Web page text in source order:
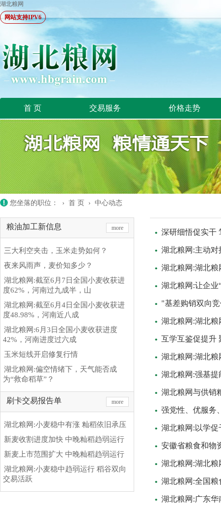
湖北粮网
网站支持IPV6
首 页 交易服务 价格走势
您坐落的职位： › 首 页 › 中心动态
粮油加工新信息 more
三大利空夹击，玉米走势如何？
夜来风雨声，麦价知多少？
湖北粮网:截至6月7日全国小麦收获进
度62%，河南过九成半，山
湖北粮网:截至6月4日全国小麦收获进
度48.98%，河南近八成
湖北粮网:6月3日全国小麦收获进度
42%，河南进度过六成
玉米短线开启修复行情
湖北粮网:偏空情绪下，天气能否成
为“救命稻草”？
刷卡交易报告单 more
湖北粮网:小麦稳中有涨 籼稻依旧承压
新麦收割进度加快 中晚籼稻趋弱运行
新麦上市范围扩大 中晚籼稻趋弱运行
湖北粮网:小麦稳中趋弱运行 稻谷双向
交易活跃
深研细悟促实干
湖北粮网:主动
湖北粮网:湖北
湖北粮网:让企业
"基差购销双向
湖北粮网:湖北
互学互鉴促提升
湖北粮网:湖北
湖北粮网:强基
湖北粮网与供销
强党性、优服务
湖北粮网:以学
安徽省粮食和物
湖北粮网:湖北
湖北粮网:全国
湖北粮网:广东